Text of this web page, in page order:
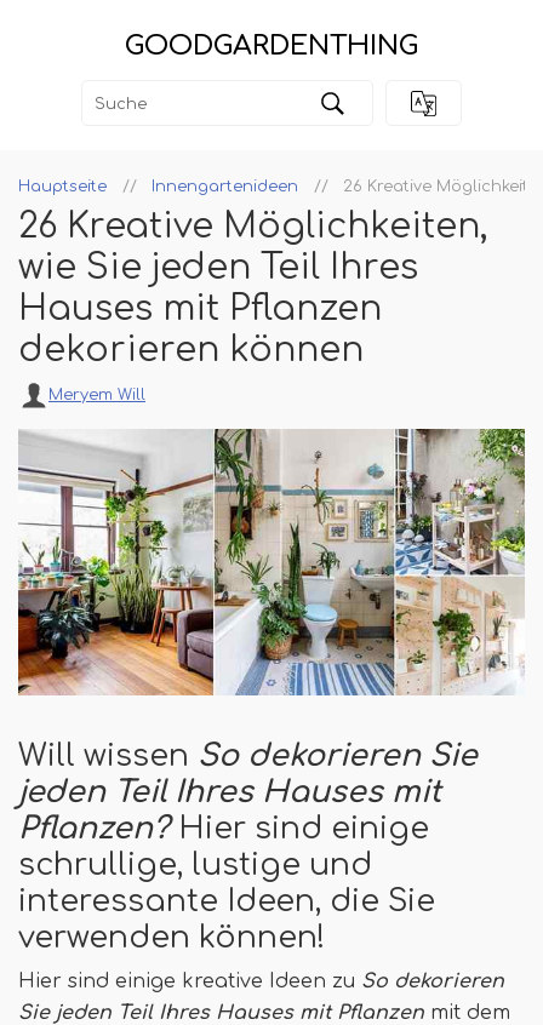
GOODGARDENTHING
Hauptseite Innengartenideen 26 Kreative
26 Kreative Möglichkeiten,
wie Sie jeden Teil Ihres
Hauses mit Pflanzen
dekorieren können
Meryem Will
Will wissen So dekorieren Sie
jeden Teil Ihres Hauses mit
Pflanzen? Hier sind einige
schrullige, lustige und
interessante Ideen, die Sie
verwenden können!
Hier sind einige kreative Ideen zu So dekorieren
Sie jeden Teil Ihres Hauses mit Pflanzen mit dem